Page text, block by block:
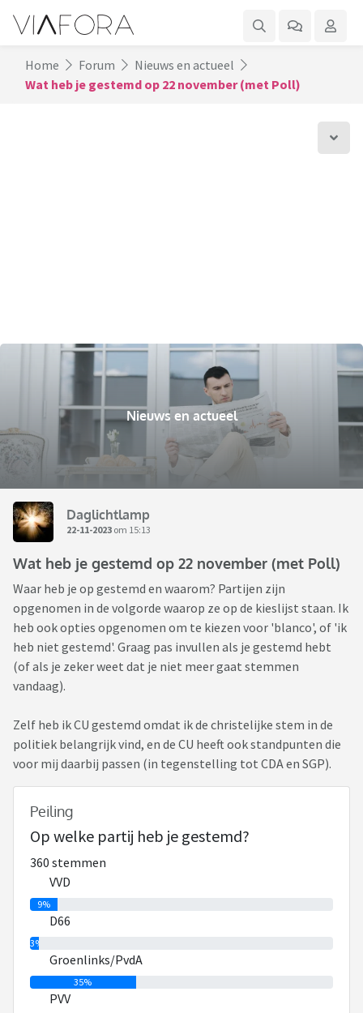
Home Forum
Nieuws en actueel
Wat heb je gestemd op 22 november (met Poll)
Nieuws en actueel
Daglichtlamp
22-11-2023 om 15:13
Wat heb je gestemd op 22 november (met Poll)
Waar heb je op gestemd en waarom? Partijen zijn
opgenomen in de volgorde waarop ze op de kieslijst staan. Ik
heb ook opties opgenomen om te kiezen voor 'blanco', of 'ik
heb niet gestemd'. Graag pas invullen als je gestemd hebt
(of als je zeker weet dat je niet meer gaat stemmen
vandaag).
Zelf heb ik CU gestemd omdat ik de christelijke stem in de
politiek belangrijk vind, en de CU heeft ook standpunten die
voor mij daarbij passen (in tegenstelling tot CDA en SGP).
Peiling
Op welke partij heb je gestemd?
360 stemmen
VVD
9%
D66
3%
Groenlinks/PvdA
35%
PVV